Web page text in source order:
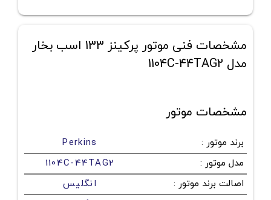
مشخصات فنی موتور پرکینز 133 اسب بخار
مدل 1104C-44TAG2
مشخصات موتور
برند موتور :
Perkins
مدل موتور :
1104C-44TAG2
اصالت برند موتور :
انگلیس